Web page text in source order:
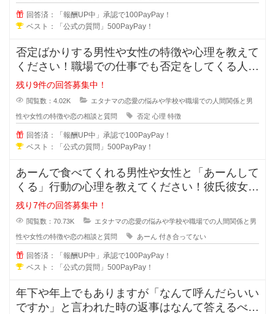
回答済：「報酬UP中」承認で100PayPay！
ベスト：「公式の質問」500PayPay！
否定ばかりする男性や女性の特徴や心理を教えて
ください！職場での仕事でも否定をしてくる人っ
ていますよね？女同士や男同士で恋
残り9件の回答募集中！
閲覧数：4.02K エタナマの恋愛の悩みや学校や職場での人間関係と男
性や女性の特徴や恋の相談と質問 否定 心理 特徴
回答済：「報酬UP中」承認で100PayPay！
ベスト：「公式の質問」500PayPay！
あーんで食べてくれる男性や女性と「あーんして
くる」行動の心理を教えてください！彼氏彼女で
はなく付き合っていないのに、あー
残り7件の回答募集中！
閲覧数：70.73K エタナマの恋愛の悩みや学校や職場での人間関係と男
性や女性の特徴や恋の相談と質問 あーん 付き合ってない
回答済：「報酬UP中」承認で100PayPay！
ベスト：「公式の質問」500PayPay！
年下や年上でもありますが「なんて呼んだらいい
ですか」と言われた時の返事はなんて答えるべき